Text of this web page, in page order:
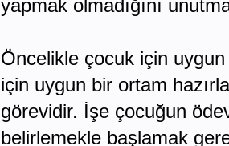
yapmak olmadığını
Öncelikle çocuk için
için uygun bir ortam
görevidir. İşe çocuğun
belirlemekle başlamak